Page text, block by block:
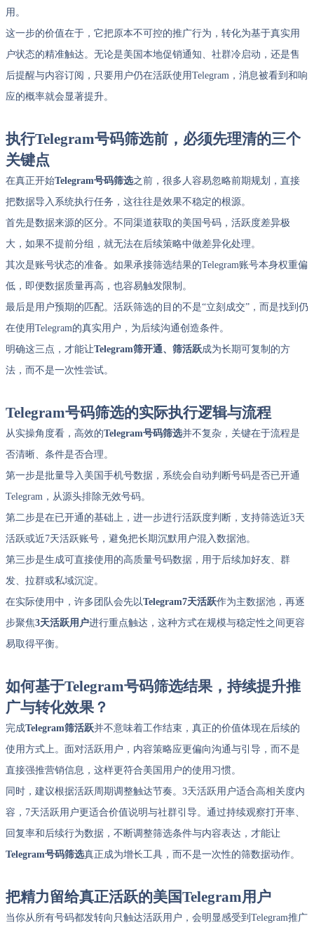
用。
这一步的价值在于，它把原本不可控的推广行为，转化为基于真实用
户状态的精准触达。无论是美国本地促销通知、社群冷启动，还是售
后提醒与内容订阅，只要用户仍在活跃使用Telegram，消息被看到和响
应的概率就会显著提升。
执行Telegram号码筛选前，必须先理清的三个
关键点
在真正开始Telegram号码筛选之前，很多人容易忽略前期规划，直接
把数据导入系统执行任务，这往往是效果不稳定的根源。
首先是数据来源的区分。不同渠道获取的美国号码，活跃度差异极
大，如果不提前分组，就无法在后续策略中做差异化处理。
其次是账号状态的准备。如果承接筛选结果的Telegram账号本身权重偏
低，即便数据质量再高，也容易触发限制。
最后是用户预期的匹配。活跃筛选的目的不是“立刻成交”，而是找到仍
在使用Telegram的真实用户，为后续沟通创造条件。
明确这三点，才能让Telegram筛开通、筛活跃成为长期可复制的方
法，而不是一次性尝试。
Telegram号码筛选的实际执行逻辑与流程
从实操角度看，高效的Telegram号码筛选并不复杂，关键在于流程是
否清晰、条件是否合理。
第一步是批量导入美国手机号数据，系统会自动判断号码是否已开通
Telegram，从源头排除无效号码。
第二步是在已开通的基础上，进一步进行活跃度判断，支持筛选近3天
活跃或近7天活跃账号，避免把长期沉默用户混入数据池。
第三步是生成可直接使用的高质量号码数据，用于后续加好友、群
发、拉群或私域沉淀。
在实际使用中，许多团队会先以Telegram7天活跃作为主数据池，再逐
步聚焦3天活跃用户进行重点触达，这种方式在规模与稳定性之间更容
易取得平衡。
如何基于Telegram号码筛选结果，持续提升推
广与转化效果？
完成Telegram筛活跃并不意味着工作结束，真正的价值体现在后续的
使用方式上。面对活跃用户，内容策略应更偏向沟通与引导，而不是
直接强推营销信息，这样更符合美国用户的使用习惯。
同时，建议根据活跃周期调整触达节奏。3天活跃用户适合高相关度内
容，7天活跃用户更适合价值说明与社群引导。通过持续观察打开率、
回复率和后续行为数据，不断调整筛选条件与内容表达，才能让
Telegram号码筛选真正成为增长工具，而不是一次性的筛数据动作。
把精力留给真正活跃的美国Telegram用户
当你从所有号码都发转向只触达活跃用户，会明显感受到Telegram推广